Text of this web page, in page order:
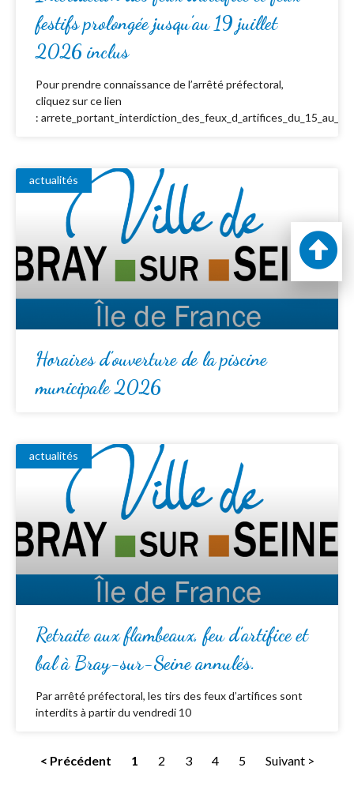
festifs prolongée jusqu’au 19 juillet
2026 inclus
Pour prendre connaissance de l’arrêté préfectoral,
cliquez sur ce lien
:
actualités
Horaires d’ouverture de la piscine
municipale 2026
actualités
Retraite aux flambeaux, feu d’artifice et
bal à Bray-sur-Seine annulés.
Par arrêté préfectoral, les tirs des feux d’artifices sont
interdits à partir du vendredi 10
< Précédent 1 2 3 4 5 Suivant >